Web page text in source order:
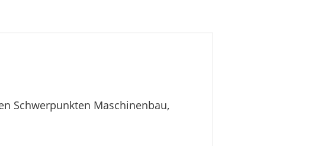
Schwerpunkten Maschinenbau,